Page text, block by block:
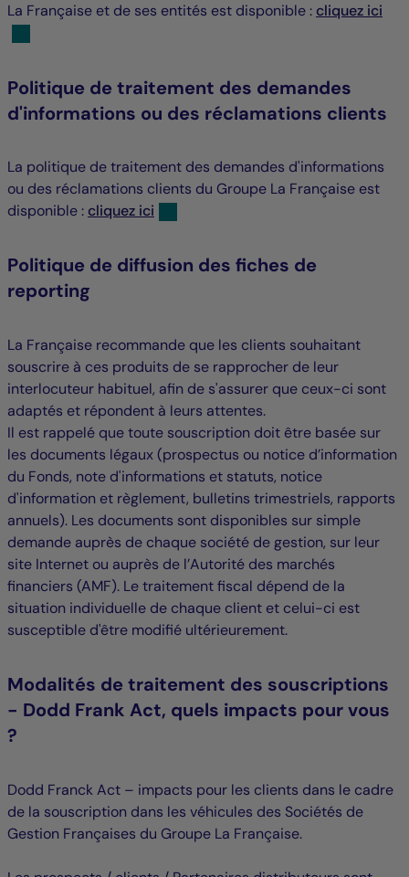
La Française et de ses entités est disponible : cliquez ici
Politique de traitement des demandes
d'informations ou des réclamations clients
La politique de traitement des demandes d'informations
ou des réclamations clients du Groupe La Française est
disponible : cliquez ici
Politique de diffusion des fiches de
reporting
La Française recommande que les clients souhaitant
souscrire à ces produits de se rapprocher de leur
interlocuteur habituel, afin de s'assurer que ceux-ci sont
adaptés et répondent à leurs attentes.
Il est rappelé que toute souscription doit être basée sur
les documents légaux (prospectus ou notice d’information
du Fonds, note d'informations et statuts, notice
d'information et règlement, bulletins trimestriels, rapports
annuels). Les documents sont disponibles sur simple
demande auprès de chaque société de gestion, sur leur
site Internet ou auprès de l’Autorité des marchés
financiers (AMF). Le traitement fiscal dépend de la
situation individuelle de chaque client et celui-ci est
susceptible d'être modifié ultérieurement.
Modalités de traitement des souscriptions
- Dodd Frank Act, quels impacts pour vous
?
Dodd Franck Act – impacts pour les clients dans le cadre
de la souscription dans les véhicules des Sociétés de
Gestion Françaises du Groupe La Française.